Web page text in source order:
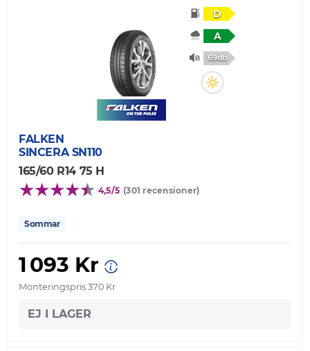
D
A
69db
FALKEN
SINCERA SN110
165/60 R14 75 H
4,5/5 (301 recensioner)
Sommar
1 093 Kr
Monteringspris 370 Kr
EJ I LAGER